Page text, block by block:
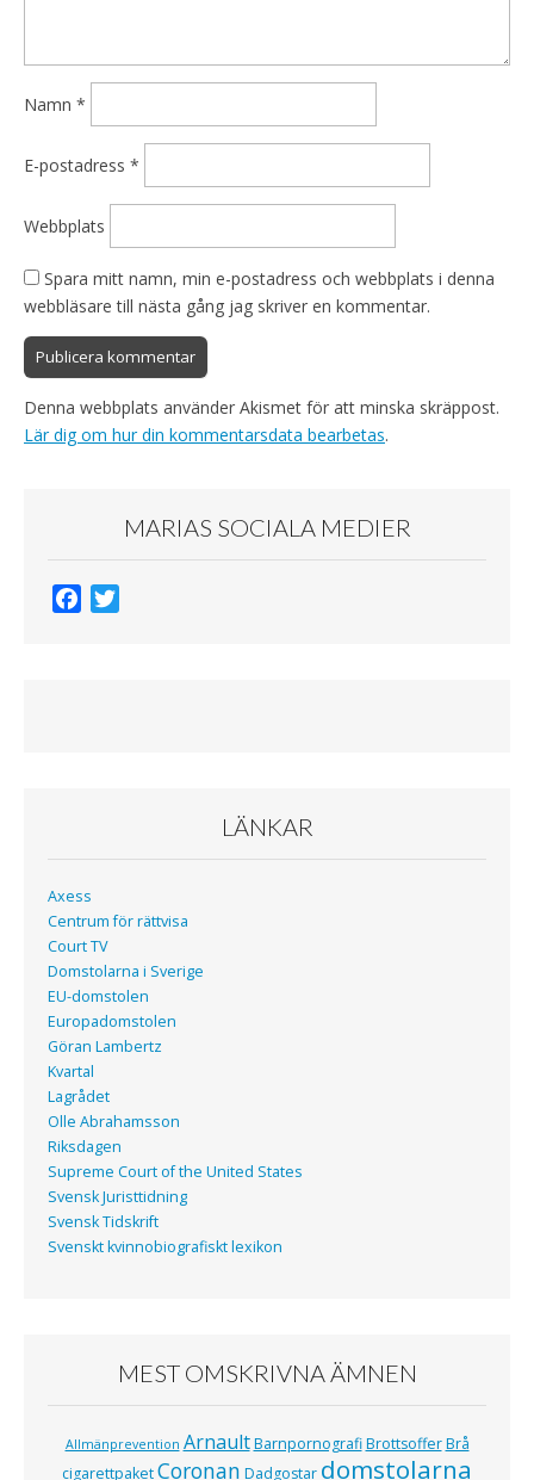
Namn *
E-postadress *
Webbplats
Spara mitt namn, min e-postadress och webbplats i denna
webbläsare till nästa gång jag skriver en kommentar.
Denna webbplats använder Akismet för att minska skräppost.
Lär dig om hur din kommentarsdata bearbetas.
MARIAS SOCIALA MEDIER
LÄNKAR
Axess
Centrum för rättvisa
Court TV
Domstolarna i Sverige
EU-domstolen
Europadomstolen
Göran Lambertz
Kvartal
Lagrådet
Olle Abrahamsson
Riksdagen
Supreme Court of the United States
Svensk Juristtidning
Svensk Tidskrift
Svenskt kvinnobiografiskt lexikon
MEST OMSKRIVNA ÄMNEN
Allmänprevention Arnault Barnpornografi Brottsoffer Brå
cigarettpaketCoronan Dadgostar domstolarna